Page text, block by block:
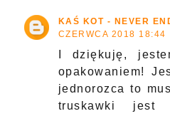
KAŚ KOT - NEVER
CZERWCA 2018 18:44
I dziękuję,
opakowaniem!
jednorozca to
truskawki jest